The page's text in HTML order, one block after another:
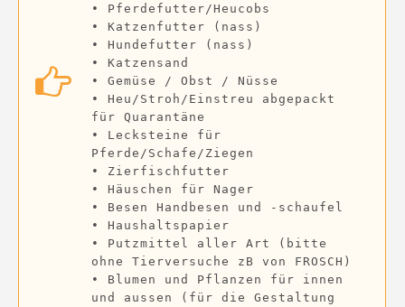
• Pferdefutter/Heucobs
• Katzenfutter (nass)
• Hundefutter (nass)
• Katzensand
• Gemüse / Obst / Nüsse
• Heu/Stroh/Einstreu abgepackt
für Quarantäne
• Lecksteine für
Pferde/Schafe/Ziegen
• Zierfischfutter
• Häuschen für Nager
• Besen Handbesen und -schaufel
• Haushaltspapier
• Putzmittel aller Art (bitte
ohne Tierversuche zB von FROSCH)
• Blumen und Pflanzen für innen
und aussen (für die Gestaltung